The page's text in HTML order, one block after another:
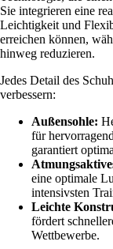
Sie integrieren eine
Leichtigkeit und
erreichen können,
hinweg reduzieren.
Jedes Detail des
verbessern:
Außensohle:
für
garantiert
eine optimale
intensivsten
Leichte
fördert
Wettbewerbe.